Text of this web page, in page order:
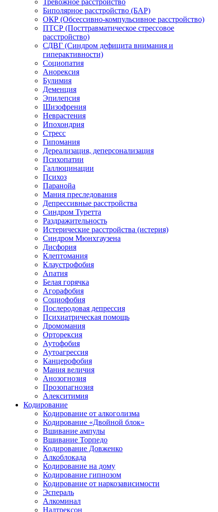
Тревожное расстройство
Биполярное расстройство (БАР)
ОКР (Обсессивно-компульсивное расстройство)
ПТСР (Посттравматическое стрессовое
расстройство)
СДВГ (Синдром дефицита внимания и
гиперактивности)
Социопатия
Анорексия
Булимия
Деменция
Эпилепсия
Шизофрения
Неврастения
Ипохондрия
Стресс
Гипомания
Дереализация, деперсонализация
Психопатии
Галлюцинации
Психоз
Паранойа
Мания преследования
Депрессивные расстройства
Синдром Туретта
Раздражительность
Истерические расстройства (истерия)
Синдром Мюнхгаузена
Дисфория
Клептомания
Клаустрофобия
Апатия
Белая горячка
Агорафобия
Социофобия
Послеродовая депрессия
Психиатрическая помощь
Дромомания
Орторексия
Аутофобия
Аутоагрессия
Канцерофобия
Мания величия
Анозогнозия
Прозопагнозия
Алекситимия
Кодирование
Кодирование от алкоголизма
Кодирование «Двойной блок»
Вшивание ампулы
Вшивание Торпедо
Кодирование Довженко
Алкоблокада
Кодирование на дому
Кодирование гипнозом
Кодирование от наркозависимости
Эспераль
Алкоминал
Налтрексон